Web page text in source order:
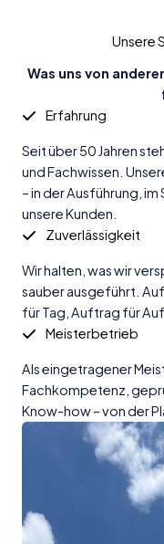
Unsere
Was uns von
Erfahrung
Seit über 50 Jahren
und Fachwissen.
– in der Ausführung,
unsere Kunden.
Zuverlässigkeit
Wir halten, was wir
sauber ausgeführt. Auf
für Tag, Auftrag für
Meisterbetrieb
Als eingetragener
Fachkompetenz,
Know-how – von der